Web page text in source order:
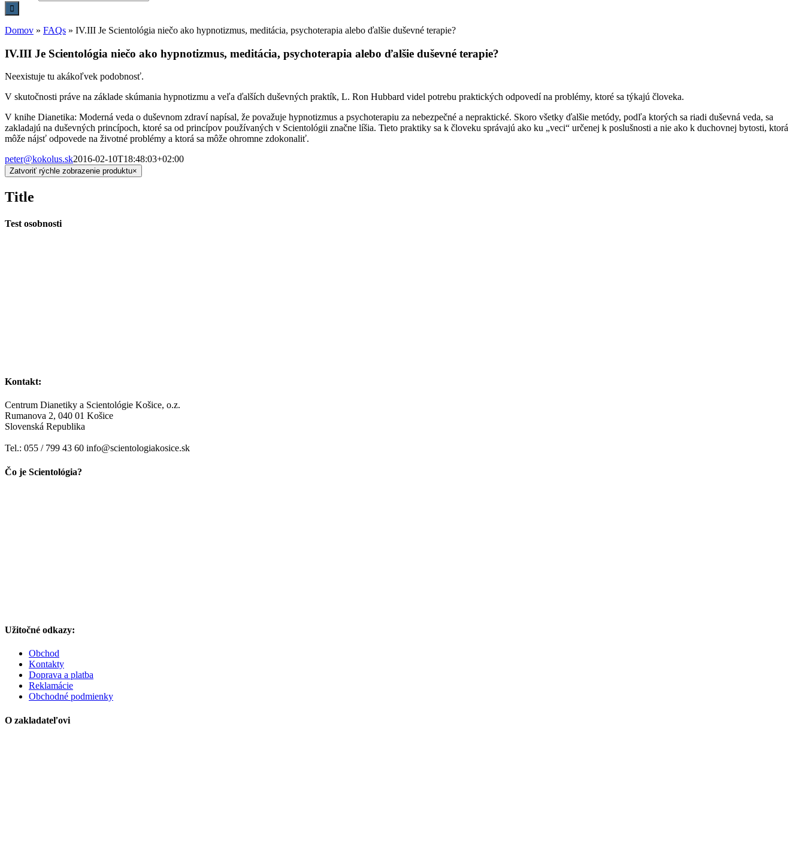
Domov » FAQs » IV.III Je Scientológia niečo ako hypnotizmus, meditácia, psychoterapia alebo ďalšie duševné terapie?
IV.III Je Scientológia niečo ako hypnotizmus, meditácia, psychoterapia alebo ďalšie duševné terapie?
Neexistuje tu akákoľvek podobnosť.
V skutočnosti práve na základe skúmania hypnotizmu a veľa ďalších duševných praktík, L. Ron Hubbard videl potrebu praktických odpovedí na problémy, ktoré sa týkajú človeka.
V knihe Dianetika: Moderná veda o duševnom zdraví napísal, že považuje hypnotizmus a psychoterapiu za nebezpečné a nepraktické. Skoro všetky ďalšie metódy, podľa ktorých sa riadi duševná veda, sa
zakladajú na duševných princípoch, ktoré sa od princípov používaných v Scientológii značne líšia. Tieto praktiky sa k človeku správajú ako ku „veci“ určenej k poslušnosti a nie ako k duchovnej bytosti, ktorá
môže nájsť odpovede na životné problémy a ktorá sa môže ohromne zdokonaliť.
peter@kokolus.sk2016-02-10T18:48:03+02:00
Zatvoriť rýchle zobrazenie produktu×
Title
Test osobnosti
Kontakt:
Centrum Dianetiky a Scientológie Košice, o.z.
Rumanova 2, 040 01 Košice
Slovenská Republika
Tel.: 055 / 799 43 60 info@scientologiakosice.sk
Čo je Scientológia?
Užitočné odkazy:
Obchod
Kontakty
Doprava a platba
Reklamácie
Obchodné podmienky
O zakladateľovi